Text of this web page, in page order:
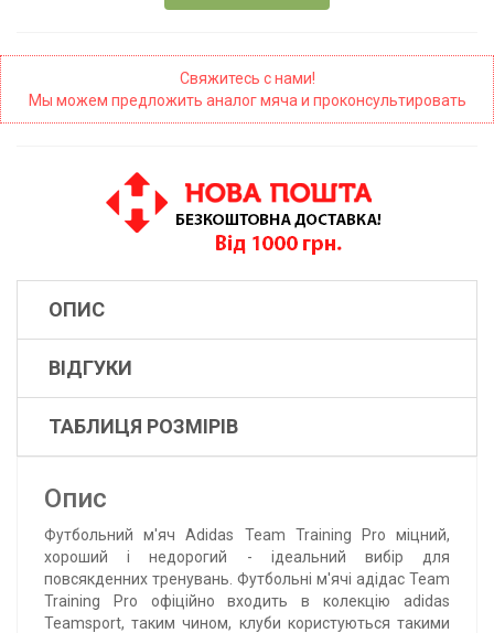
Свяжитесь с нами!
Мы можем предложить аналог мяча и проконсультировать
ОПИС
ВІДГУКИ
ТАБЛИЦЯ РОЗМІРІВ
Опис
Футбольний м'яч Adidas Team Training Pro міцний,
хороший і недорогий - ідеальний вибір для
повсякденних тренувань. Футбольні м'ячі адідас Team
Training Pro офіційно входить в колекцію adidas
Teamsport, таким чином, клуби користуються такими